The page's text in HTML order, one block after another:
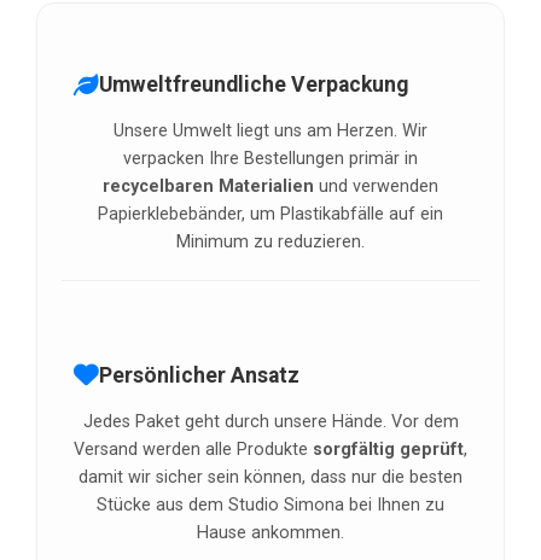
Umweltfreundliche Verpackung
Unsere Umwelt liegt uns am Herzen. Wir
verpacken Ihre Bestellungen primär in
recycelbaren Materialien und verwenden
Papierklebebänder, um Plastikabfälle auf ein
Minimum zu reduzieren.
Persönlicher Ansatz
Jedes Paket geht durch unsere Hände. Vor dem
Versand werden alle Produkte sorgfältig geprüft,
damit wir sicher sein können, dass nur die besten
Stücke aus dem Studio Simona bei Ihnen zu
Hause ankommen.